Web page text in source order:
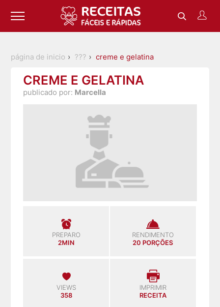
página de inicio ??? creme e gelatina
CREME E GELATINA
publicado por: Marcella
PREPARO
2MIN
RENDIMENTO
20 PORÇÕES
VIEWS
358
IMPRIMIR
RECEITA